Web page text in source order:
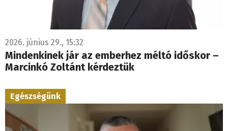
2026. június 29., 15:32
Mindenkinek jár az emberhez méltó időskor –
Marcinkó Zoltánt kérdeztük
Egészségünk